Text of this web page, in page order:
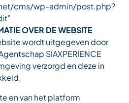
cms/wp-admin/post.php?
OVER DE WEBSITE
wordt uitgegeven door
SIAXPERIENCE
verzorgd en deze in
en van het platform